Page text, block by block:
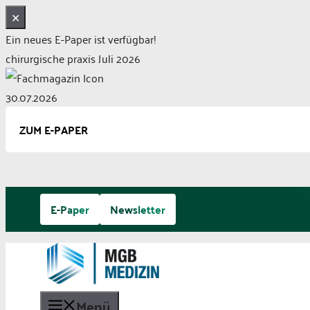
✕
Ein neues E-Paper ist verfügbar!
chirurgische praxis Juli 2026
30.07.2026
ZUM E-PAPER
springen
E-Paper Newsletter